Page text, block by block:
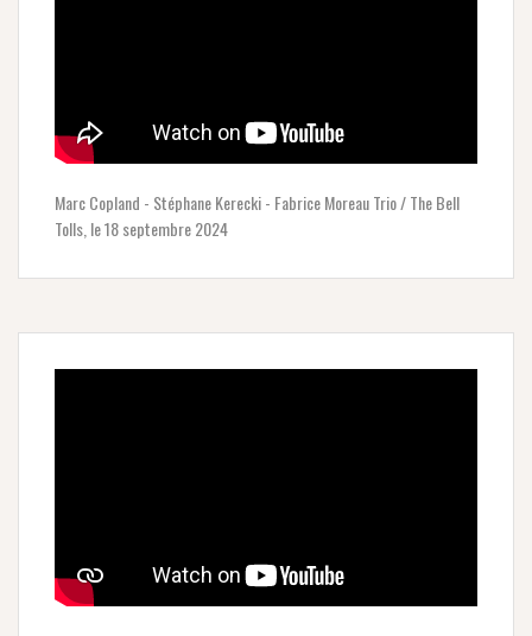
Marc Copland - Stéphane Kerecki - Fabrice Moreau Trio / The Bell
Tolls, le 18 septembre 2024